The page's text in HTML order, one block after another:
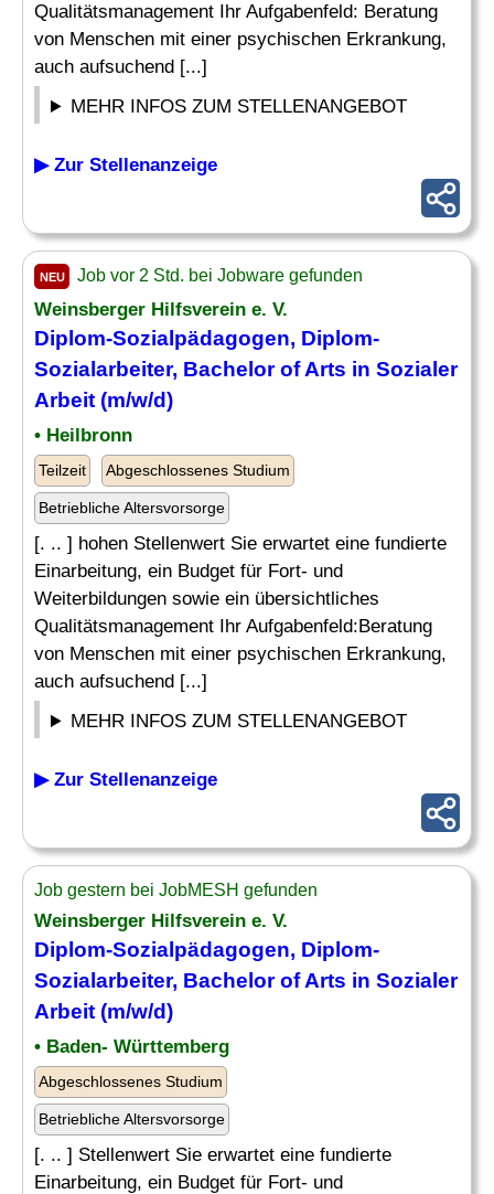
Qualitätsmanagement Ihr Aufgabenfeld: Beratung
von Menschen mit einer psychischen Erkrankung,
auch aufsuchend [...]
MEHR INFOS ZUM STELLENANGEBOT
▶ Zur Stellenanzeige
NEU Job vor 2 Std. bei Jobware gefunden
Weinsberger Hilfsverein e. V.
Diplom-Sozialpädagogen, Diplom-
Sozialarbeiter, Bachelor of Arts in Sozialer
Arbeit (m/w/d)
• Heilbronn
Teilzeit Abgeschlossenes Studium
Betriebliche Altersvorsorge
[. .. ] hohen Stellenwert Sie erwartet eine fundierte
Einarbeitung, ein Budget für Fort- und
Weiterbildungen sowie ein übersichtliches
Qualitätsmanagement Ihr Aufgabenfeld:Beratung
von Menschen mit einer psychischen Erkrankung,
auch aufsuchend [...]
MEHR INFOS ZUM STELLENANGEBOT
▶ Zur Stellenanzeige
Job gestern bei JobMESH gefunden
Weinsberger Hilfsverein e. V.
Diplom-Sozialpädagogen, Diplom-
Sozialarbeiter, Bachelor of Arts in Sozialer
Arbeit (m/w/d)
• Baden- Württemberg
Abgeschlossenes Studium
Betriebliche Altersvorsorge
[. .. ] Stellenwert Sie erwartet eine fundierte
Einarbeitung, ein Budget für Fort- und